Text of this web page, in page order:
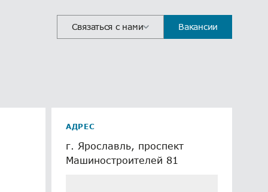
Связаться с нами Вакансии
АДРЕС
г. Ярославль, проспект
Машиностроителей 81